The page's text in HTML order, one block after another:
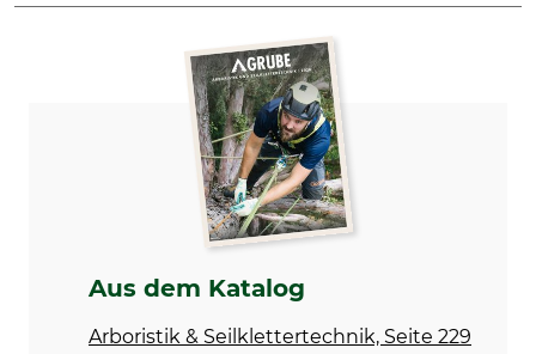
Marke
Petzl
Modellbezeichnung
Reeve
Aus dem Katalog
Arboristik & Seilklettertechnik, Seite 229